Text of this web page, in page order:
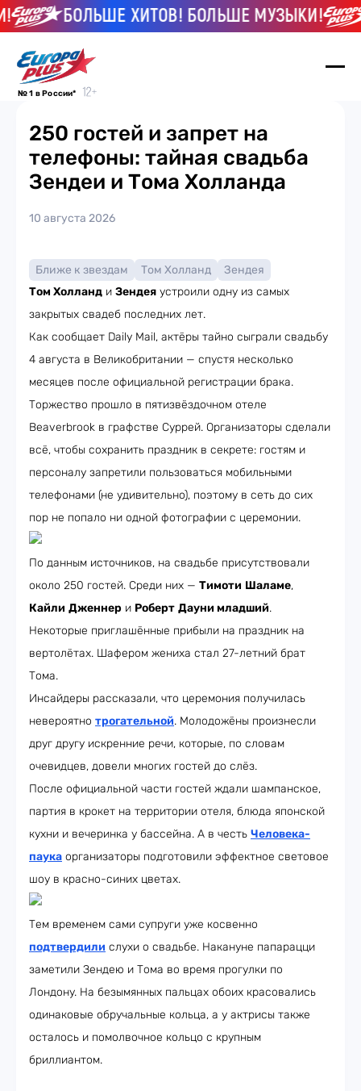
БОЛЬШЕ ХИТОВ! БОЛЬШЕ МУЗЫКИ!
№ 1 в России*
250 гостей и запрет на
телефоны: тайная свадьба
Зендеи и Тома Холланда
10 августа 2026
Ближе к звездам Том Холланд
Зендея
Том Холланд и Зендея устроили одну из самых
закрытых свадеб последних лет.
Как сообщает Daily Mail, актёры тайно сыграли свадьбу
4 августа в Великобритании — спустя несколько
месяцев после официальной регистрации брака.
Торжество прошло в пятизвёздочном отеле
Beaverbrook в графстве Суррей. Организаторы сделали
всё, чтобы сохранить праздник в секрете: гостям и
персоналу запретили пользоваться мобильными
телефонами (не удивительно), поэтому в сеть до сих
пор не попало ни одной фотографии с церемонии.
По данным источников, на свадьбе присутствовали
около 250 гостей. Среди них — Тимоти Шаламе,
Кайли Дженнер и Роберт Дауни младший.
Некоторые приглашённые прибыли на праздник на
вертолётах. Шафером жениха стал 27-летний брат
Тома.
Инсайдеры рассказали, что церемония получилась
невероятно трогательной. Молодожёны произнесли
друг другу искренние речи, которые, по словам
очевидцев, довели многих гостей до слёз.
После официальной части гостей ждали шампанское,
партия в крокет на территории отеля, блюда японской
кухни и вечеринка у бассейна. А в честь Человека-
паука организаторы подготовили эффектное световое
шоу в красно-синих цветах.
Тем временем сами супруги уже косвенно
подтвердили слухи о свадьбе. Накануне папарацци
заметили Зендею и Тома во время прогулки по
Лондону. На безымянных пальцах обоих красовались
одинаковые обручальные кольца, а у актрисы также
осталось и помолвочное кольцо с крупным
бриллиантом.